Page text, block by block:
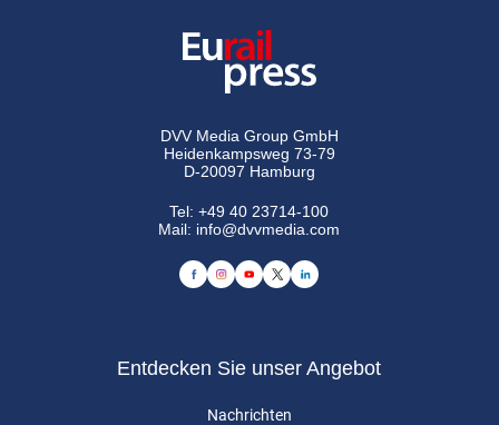
DVV Media Group GmbH
Heidenkampsweg 73-79
D-20097 Hamburg
Tel:+49 40 23714-100
Mail: info@dvvmedia.com
Entdecken Sie unser Angebot
Nachrichten